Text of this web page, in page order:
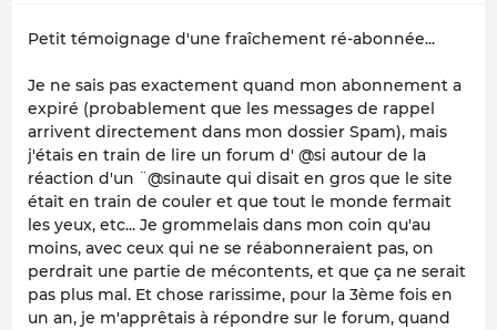
Petit témoignage d'une fraîchement ré-abonnée...
Je ne sais pas exactement quand mon abonnement a
expiré (probablement que les messages de rappel
arrivent directement dans mon dossier Spam), mais
j'étais en train de lire un forum d' @si autour de la
réaction d'un ¨@sinaute qui disait en gros que le site
était en train de couler et que tout le monde fermait
les yeux, etc... Je grommelais dans mon coin qu'au
moins, avec ceux qui ne se réabonneraient pas, on
perdrait une partie de mécontents, et que ça ne serait
pas plus mal. Et chose rarissime, pour la 3ème fois en
un an, je m'apprêtais à répondre sur le forum, quand